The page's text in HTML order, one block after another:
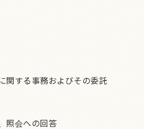
関する事務およびその委託
照会への回答